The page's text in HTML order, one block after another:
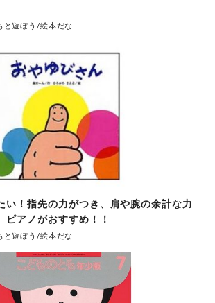
と遊ぼう /絵本だな
い！指先の力がつき、肩や腕の余計な力
ピアノがおすすめ！！
と遊ぼう /絵本だな